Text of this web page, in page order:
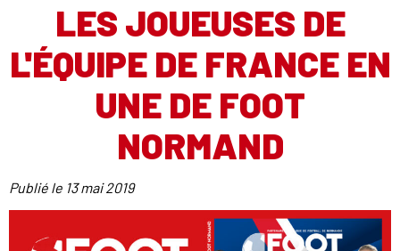
LES JOUEUSES DE
L'ÉQUIPE DE FRANCE EN
UNE DE FOOT
NORMAND
Publié le 13 mai 2019